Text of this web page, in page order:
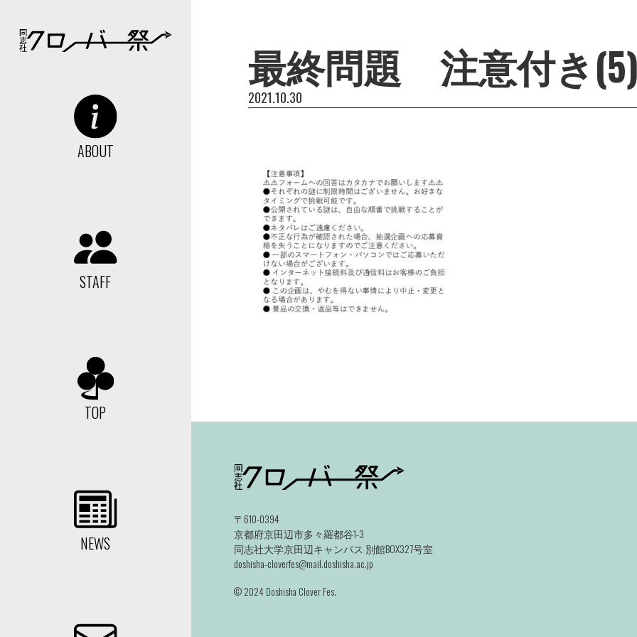
最終問題 注意付き
2021.10.30
ABOUT
STAFF
TOP
NEWS
〒610-0394
京都府京田辺市多々羅都谷1-3
同志社大学京田辺キャンパス 別館BOX327号室
doshisha-cloverfes@mail.doshisha.ac.jp
©️ 2024 Doshisha Clover Fes.